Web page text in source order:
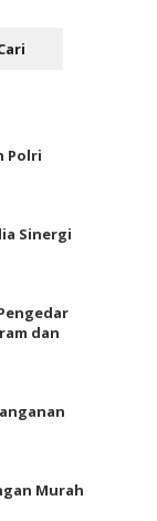
Polri
Sinergi
dan
Murah